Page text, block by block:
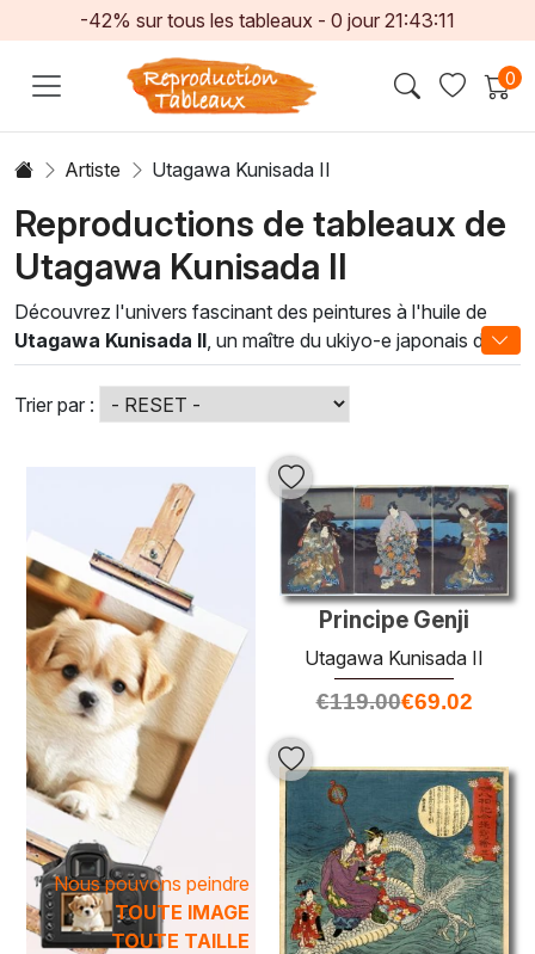
-42% sur tous les tableaux - 0 jour 21:43:11
0
Artiste Utagawa Kunisada II
Reproductions de tableaux de
Utagawa Kunisada II
Découvrez l'univers fascinant des peintures à l'huile de
Utagawa Kunisada II , un maître du ukiyo-e japonais dont
les œuvres capturent l'essence même de la beauté et de
l'élégance. Plongez dans un monde où la délicatesse des
couleurs et la profondeur des détails se mêlent
harmonieusement pour offrir une expérience visuelle
unique. Chaque toile, inspirée par les thèmes traditionnels
japonais, révèle un savoir-faire inégalé et une sensibilité
artistique qui transcende le temps.
Les œuvres deUtagawa Kunisada IIsont non seulement
des pièces de collection, mais également des éléments
décoratifs qui insufflent une atmosphère artistique à votre
intérieur. Que ce soit pour enrichir un salon, un bureau ou
un espace personnel, ces peintures à l'huile apportent une
touche d'élégance et de sérénité. Offrez-vous
l'opportunité d'enrichir votre espace avec ces créations
intemporelles qui évoquent la culture japonaise tout en
ajoutant une note contemporaine à votre décoration.
Trier par :
Nous pouvons peindre
TOUTE IMAGE
TOUTE TAILLE
Principe Genji
Utagawa Kunisada II
€119.00€69.02